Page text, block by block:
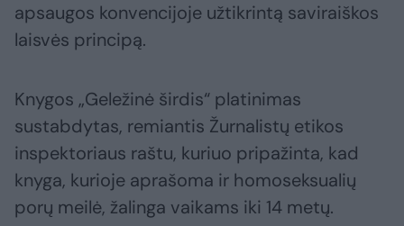
apsaugos konvencijoje užtikrintą saviraiškos
laisvės principą.
Knygos „Geležinė širdis“ platinimas
sustabdytas, remiantis Žurnalistų etikos
inspektoriaus raštu, kuriuo pripažinta, kad
knyga, kurioje aprašoma ir homoseksualių
porų meilė, žalinga vaikams iki 14 metų.